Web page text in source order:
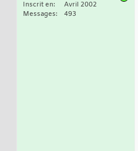
Inscrit en
Avril 2002
Messages
493